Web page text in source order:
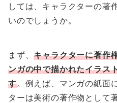
しては、キャラクターの著
いのでしょうか。
まず、キャラクターに著作
ンガの中で描かれたイラス
す。例えば、マンガの紙面
ターは美術の著作物として